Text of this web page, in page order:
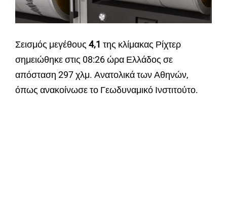
Σεισμός μεγέθους 4,1 της κλίμακας Ρίχτερ
σημειώθηκε στις 08:26 ώρα Ελλάδος σε
απόσταση 297 χλμ. Ανατολικά των Αθηνών,
όπως ανακοίνωσε το Γεωδυναμικό Ινστιτούτο.